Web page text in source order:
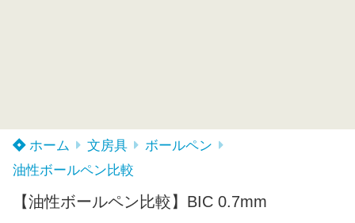
ホーム 文房具
ボールペン
油性ボールペン比較
【油性ボールペン比較】BIC 0.7mm